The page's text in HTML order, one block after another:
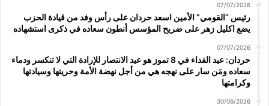
07/07/2026
رئيس “القومي” الأمين اسعد حردان على رأس وفد من قيادة الحزب
يضع اكليل زهر على ضريح المؤسس أنطون سعاده في ذكرى استشهاده
07/07/2026
حردان: عيد الفداء في 8 تموز هو عيد الانتصار للإرادة التي لا تنكسر ودماء
سعاده ومَن سار على نهجه هي من أجل نهضة الأمة وحريتها وسيادتها
وكرامتها
30/06/2026